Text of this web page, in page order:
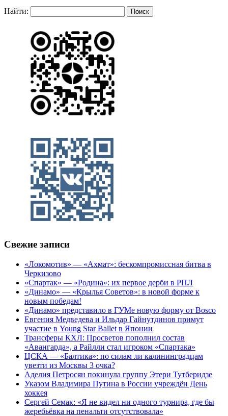
Найти:
Свежие записи
«Локомотив» — «Ахмат»: бескомпромиссная битва в
Черкизово
«Спартак» — «Родина»: их первое дерби в РПЛ
«Динамо» — «Крылья Советов»: в новой форме к
новым победам!
«Динамо» представило в ГУМе новую форму от Bosco
Евгения Медведева и Ильдар Гайнутдинов примут
участие в Young Star Ballet в Японии
Трансферы КХЛ: Просветов пополнил состав
«Авангарда», а Райлли стал игроком «Спартака»
ЦСКА — «Балтика»: по силам ли калининградцам
увезти из Москвы 3 очка?
Аделия Петросян покинула группу Этери Тутберидзе
Указом Владимира Путина в России учреждён День
хоккея
Сергей Семак: «Я не видел ни одного турнира, где бы
жеребьёвка на пенальти отсутствовала»